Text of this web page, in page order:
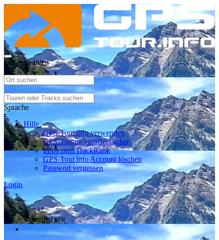
Ort auswählen
Sprache
Hilfe
GPS-Tour.info verwenden
GPS-Touren veröffentlichen
Infos zum TrackRank
GPS-Tour.info Account löschen
Passwort vergessen
Login
Mitglied seit